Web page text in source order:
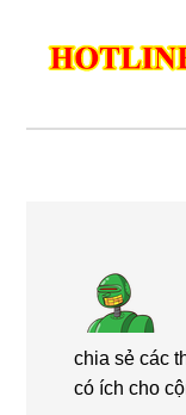
chia sẻ các
có ích cho